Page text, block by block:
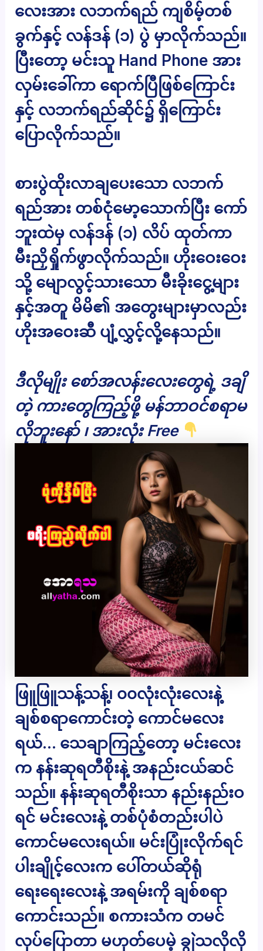
လေးအား လဘက်ရည် ကျစိမ့်တစ်
ခွက်နှင့် လန်ဒန် (၁) ပွဲ မှာလိုက်သည်။
ပြီးတော့ မင်းသူ Hand Phone အား
လှမ်းခေါ်ကာ ရောက်ပြီဖြစ်ကြောင်း
နှင့် လဘက်ရည်ဆိုင်၌ ရှိကြောင်း
ပြောလိုက်သည်။
စားပွဲထိုးလာချပေးသော လဘက်
ရည်အား တစ်ငုံမော့သောက်ပြီး ကော်
ဘူးထဲမှ လန်ဒန် (၁) လိပ် ထုတ်ကာ
မီးညှိရှိုက်ဖွာလိုက်သည်။ ဟိုးဝေးဝေး
သို့ မျောလွင့်သားသော မီးခိုးငွေ့များ
နှင့်အတူ မိမိ၏ အတွေးများမှာလည်း
ဟိုးအဝေးဆီ ပျံ့လွှင့်လို့နေသည်။
ဒီလိုမျိုး စော်အလန်းလေးတွေရဲ့ ဒချိ
တဲ့ ကားတွေကြည့်ဖို့ မန်ဘာဝင်စရာမ
လိုဘူးနော် ၊ အားလုံး Free
ဖြူဖြူသန့်သန့်၊ ၀၀လုံးလုံးလေးနဲ့
ချစ်စရာကောင်းတဲ့ ကောင်မလေး
ရယ်… သေချာကြည့်တော့ မင်းလေး
က နန်းဆုရတီစိုးနဲ့ အနည်းငယ်ဆင်
သည်။ နန်းဆုရတီစိုးသာ နည်းနည်းဝ
ရင် မင်းလေးနဲ့ တစ်ပုံစံတည်းပါပဲ
ကောင်မလေးရယ်။ မင်းပြုံးလိုက်ရင်
ပါးချိုင့်လေးက ပေါ်တယ်ဆိုရုံ
ရေးရေးလေးနဲ့ အရမ်းကို ချစ်စရာ
ကောင်းသည်။ စကားသံက တမင်
လုပ်ပြောတာ မဟုတ်ပေမဲ့ ချွဲသလိုလို